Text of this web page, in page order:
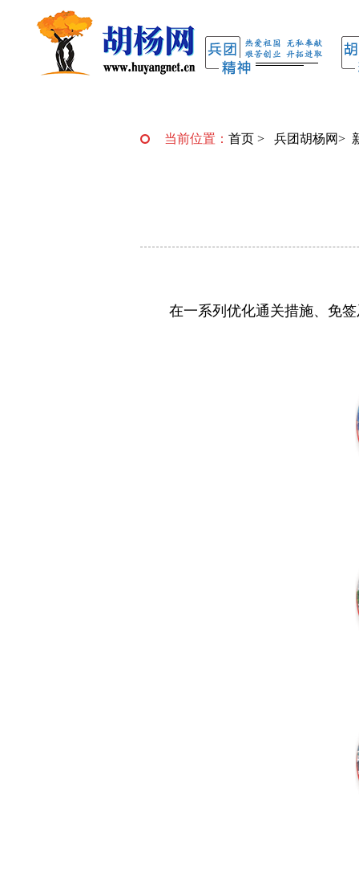
当前位置： 首页 > 兵团胡杨网>
在一系列优化通关措施、免